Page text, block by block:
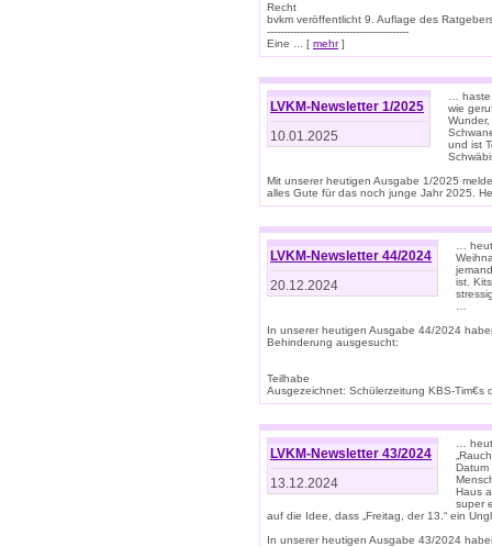
Recht
bvkm veröffentlicht 9. Auflage des
-------------------------------------------
Eine ... [ mehr]
LVKM-Newsletter 1/2025
10.01.2025
…
wie
und ist
Mit unserer heutigen Ausgabe 1/2025
alles Gute für das noch junge Jahr 2025.
LVKM-Newsletter 44/2024
20.12.2024
…
ist.
In unserer heutigen Ausgabe 44/2024
Behinderung ausgesucht:
Teilhabe
Ausgezeichnet: Schülerzeitung KBS-Tim€s
LVKM-Newsletter 43/2024
13.12.2024
…
Datum
Haus
super
auf die Idee, dass „Freitag, der 13.“ ein
In unserer heutigen Ausgabe 43/2024